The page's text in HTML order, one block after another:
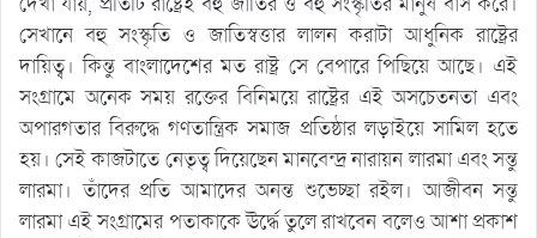
সেখানে বহু সংস্কৃতি ও জাতিস্বত্তার লালন করাটা আধুনিক রাষ্ট্রের
দায়িত্ব। কিন্তু বাংলাদেশের মত রাষ্ট্র সে বেপারে পিছিয়ে আছে। এই
সংগ্রামে অনেক সময় রক্তের বিনিময়ে রাষ্ট্রের এই অসচেতনতা এবং
অপারগতার বিরুদ্ধে গণতান্ত্রিক সমাজ প্রতিষ্ঠার লড়াইয়ে সামিল হতে
হয়। সেই কাজটাতে নেতৃত্ব দিয়েছেন মানবেন্দ্র নারায়ন লারমা এবং সন্তু
লারমা। তাঁদের প্রতি আমাদের অনন্ত শুভেচ্ছা রইল। আজীবন সন্তু
লারমা এই সংগ্রামের পতাকাকে ঊর্দ্ধে তুলে রাখবেন বলেও আশা প্রকাশ